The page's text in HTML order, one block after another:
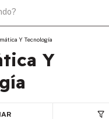
Y Tecnología
Y